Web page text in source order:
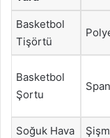
Basketbol
Tişörtü
Basketbol
Şortu
Soğuk Hava